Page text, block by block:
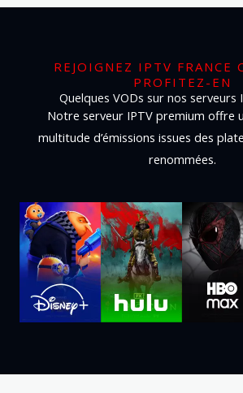
REJOIGNEZ IPTV FRANCE
PROFITEZ-EN
Quelques VODs sur nos serveurs
Notre serveur IPTV premium offre
multitude d’émissions issues des
renommées.